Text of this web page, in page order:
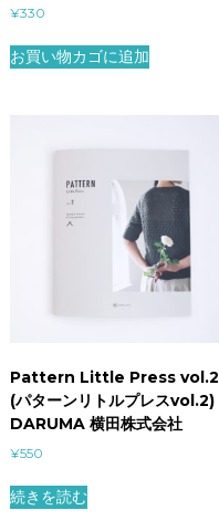
¥330
お買い物カゴに追加
Pattern Little Press vol.2
(パターンリトルプレスvol.2)
DARUMA 横田株式会社
¥550
続きを読む